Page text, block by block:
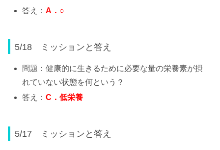
答え：A ． ○
5/18 ミッションと答え
問題：健康的に生きるために必要な量の栄養素が摂
れていない状態を何という？
答え：C ．低栄養
5/17 ミッションと答え